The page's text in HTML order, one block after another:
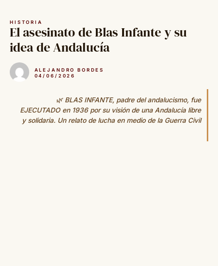
contenido
HISTORIA
El asesinato de Blas Infante y su
idea de Andalucía
ALEJANDRO BORDES
04/06/2026
🌿 BLAS INFANTE, padre del andalucismo, fue
EJECUTADO en 1936 por su visión de una Andalucía libre
y solidaria. Un relato de lucha en medio de la Guerra Civil